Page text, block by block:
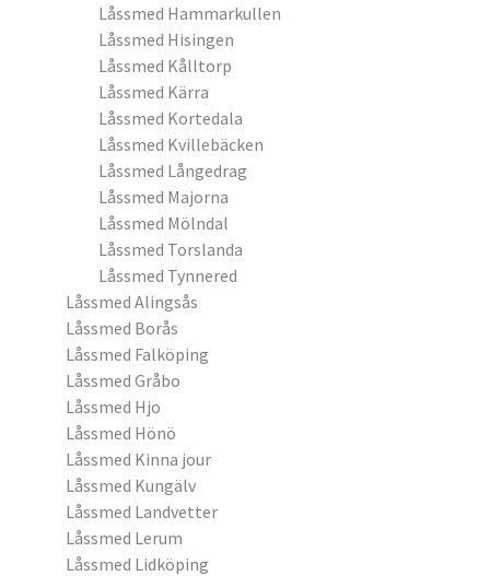
Låssmed Hammarkullen
Låssmed Hisingen
Låssmed Kålltorp
Låssmed Kärra
Låssmed Kortedala
Låssmed Kvillebäcken
Låssmed Långedrag
Låssmed Majorna
Låssmed Mölndal
Låssmed Torslanda
Låssmed Tynnered
Låssmed Alingsås
Låssmed Borås
Låssmed Falköping
Låssmed Gråbo
Låssmed Hjo
Låssmed Hönö
Låssmed Kinna jour
Låssmed Kungälv
Låssmed Landvetter
Låssmed Lerum
Låssmed Lidköping